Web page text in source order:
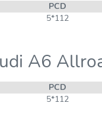
PCD
5*112
A6
PCD
5*112